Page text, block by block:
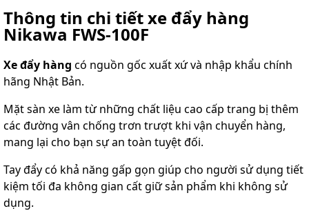
Thông tin chi tiết xe đẩy hàng
Nikawa FWS-100F
Xe đẩy hàng có nguồn gốc xuất xứ và nhập khẩu chính
hãng Nhật Bản.
Mặt sàn xe làm từ những chất liệu cao cấp trang bị thêm
các đường vân chống trơn trượt khi vận chuyển hàng,
mang lại cho bạn sự an toàn tuyệt đối.
Tay đẩy có khả năng gấp gọn giúp cho người sử dụng tiết
kiệm tối đa không gian cất giữ sản phẩm khi không sử
dụng.